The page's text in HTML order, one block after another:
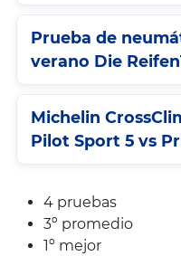
Prueba de
verano Die
Michelin
Pilot Sport 5 vs
4 pruebas
3º promedio
1º mejor